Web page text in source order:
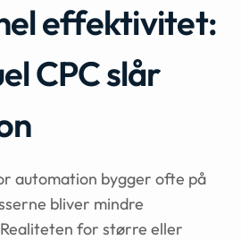
effektivitet:
CPC slår
automation bygger ofte på
bliver mindre
for større eller